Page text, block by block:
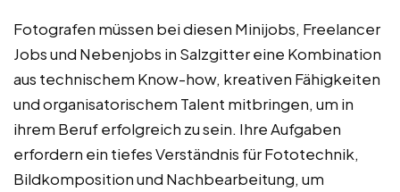
Fotografen müssen bei diesen Minijobs, Freelancer
Jobs und Nebenjobs in Salzgitter eine Kombination
aus technischem Know-how, kreativen Fähigkeiten
und organisatorischem Talent mitbringen, um in
ihrem Beruf erfolgreich zu sein. Ihre Aufgaben
erfordern ein tiefes Verständnis für Fototechnik,
Bildkomposition und Nachbearbeitung, um